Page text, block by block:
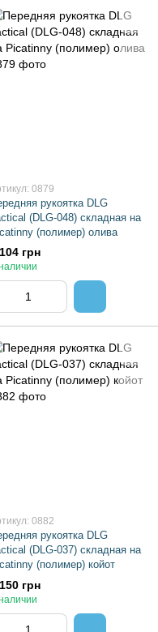
0879
рукоятка DLG
(DLG-048) складная на
(полимер) олива
грн
0882
рукоятка DLG
(DLG-037) складная на
(полимер) койот
грн